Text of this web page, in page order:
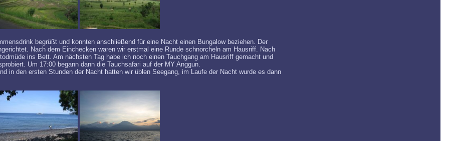
begrüßt und konnten anschließend für eine Nacht einen Bungalow beziehen. Der
Nach dem Einchecken waren wir erstmal eine Runde schnorcheln am Hausriff. Nach
ins Bett. Am nächsten Tag habe ich noch einen Tauchgang am Hausriff gemacht und
Um 17:00 begann dann die Tauchsafari auf der MY Anggun.
in den ersten Stunden der Nacht hatten wir üblen Seegang, im Laufe der Nacht wurde es dann